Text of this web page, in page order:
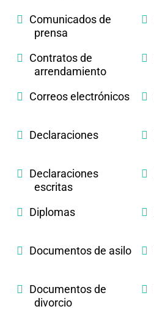
Comunicados de
prensa
Contratos de
arrendamiento
Correos electrónicos
Declaraciones
Declaraciones
escritas
Diplomas
Documentos de asilo
Documentos de
divorcio